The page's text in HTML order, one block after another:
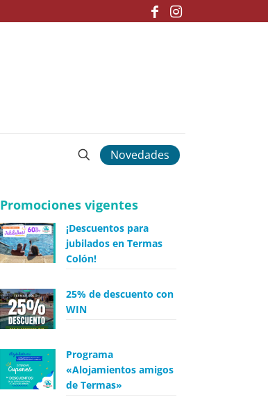
Novedades
Promociones vigentes
¡Descuentos para
jubilados en Termas
Colón!
25% de descuento con
WIN
Programa
«Alojamientos amigos
de Termas»